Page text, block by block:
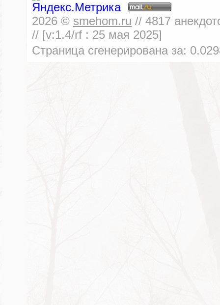
2026 © smehom.ru // 4817
// [v:1.4/rf : 25 мая 2025]
Страница сгенерирована за: